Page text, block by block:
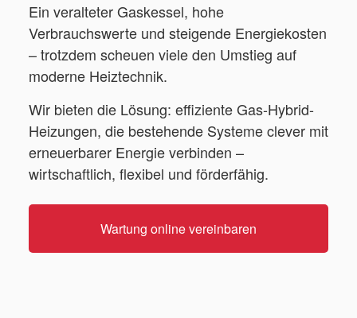
Ein veralteter Gaskessel, hohe
Verbrauchswerte und steigende Energiekosten
– trotzdem scheuen viele den Umstieg auf
moderne Heiztechnik.
Wir bieten die Lösung: effiziente Gas-Hybrid-
Heizungen, die bestehende Systeme clever mit
erneuerbarer Energie verbinden –
wirtschaftlich, flexibel und förderfähig.
Wartung online vereinbaren